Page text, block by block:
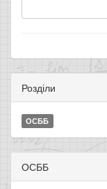
Розділи
ОСББ
ОСББ